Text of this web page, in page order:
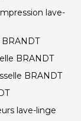
lave-
BRANDT
BRANDT
lave-linge